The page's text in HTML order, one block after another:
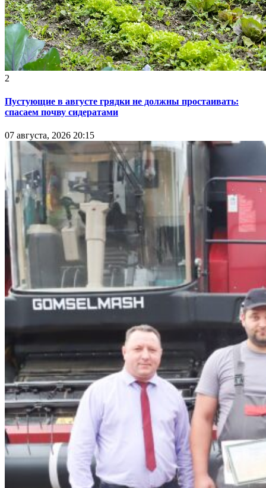
2
Пустующие в августе грядки не должны простаивать:
спасаем почву сидератами
07 августа, 2026 20:15